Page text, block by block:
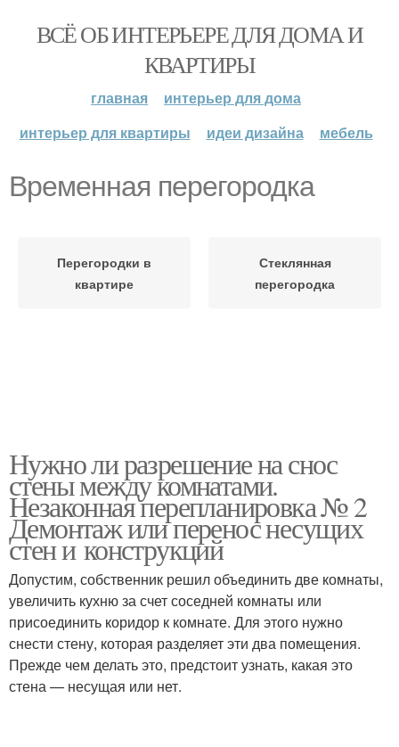
ВСЁ ОБ ИНТЕРЬЕРЕ ДЛЯ ДОМА И
КВАРТИРЫ
главная
интерьер для дома
интерьер для квартиры
идеи дизайна мебель
Временная перегородка
Перегородки в
квартире
Стеклянная
перегородка
Нужно ли разрешение на снос
стены между комнатами.
Незаконная перепланировка № 2
Демонтаж или перенос несущих
стен и конструкций
Допустим, собственник решил объединить две комнаты,
увеличить кухню за счет соседней комнаты или
присоединить коридор к комнате. Для этого нужно
снести стену, которая разделяет эти два помещения.
Прежде чем делать это, предстоит узнать, какая это
стена — несущая или нет.